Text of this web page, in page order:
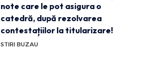
note care le pot asigura o
catedră, după rezolvarea
contestațiilor la titularizare!
STIRI BUZAU